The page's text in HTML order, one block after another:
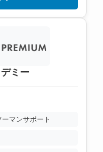
ミー
マンサポート